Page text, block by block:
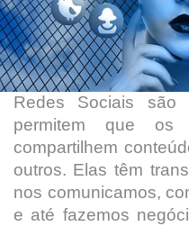
Redes Sociais são
permitem que os
compartilhem
outros. Elas têm
nos comunicamos,
e até fazemos